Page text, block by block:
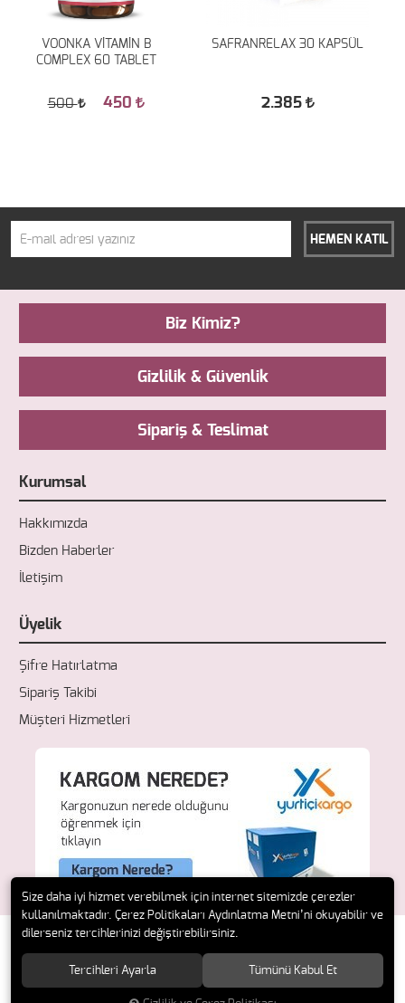
VOONKA VİTAMİN B
COMPLEX 60 TABLET
500 450
SAFRANRELAX 30 KAPSÜL
2.385
HEMEN KATIL
Biz Kimiz?
Gizlilik & Güvenlik
Sipariş & Teslimat
Kurumsal
Hakkımızda
Bizden Haberler
İletişim
Üyelik
Şifre Hatırlatma
Sipariş Takibi
Müşteri Hizmetleri
© 2018 Fresh Ecza. Tüm hakları saklıdır.
Size daha iyi hizmet verebilmek için internet sitemizde çerezler
kullanılmaktadır. Çerez Politikaları Aydınlatma Metni’ni okuyabilir ve
dilerseniz tercihlerinizi değiştirebilirsiniz.
Tercihleri Ayarla Tümünü Kabul Et